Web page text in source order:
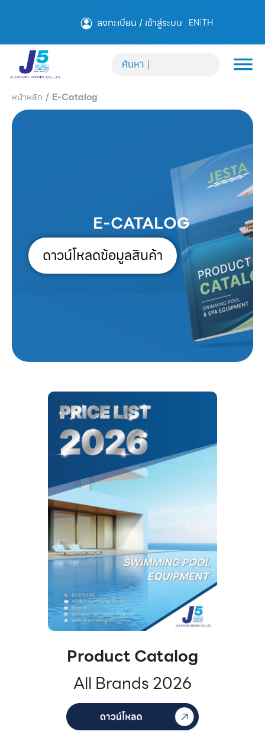
ลงทะเบียน / เข้าสู่ระบบ EN|TH
หน้าหลัก / E-Catalog
E-CATALOG
ดาวน์โหลดข้อมูลสินค้า
Product Catalog
All Brands 2026